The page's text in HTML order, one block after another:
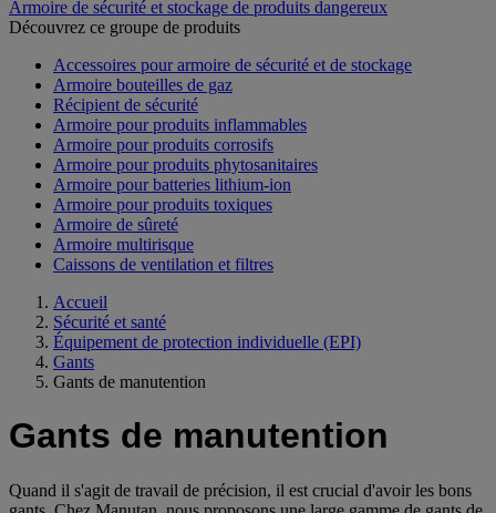
Armoire de sécurité et stockage de produits dangereux
Découvrez ce groupe de produits
Accessoires pour armoire de sécurité et de stockage
Armoire bouteilles de gaz
Récipient de sécurité
Armoire pour produits inflammables
Armoire pour produits corrosifs
Armoire pour produits phytosanitaires
Armoire pour batteries lithium-ion
Armoire pour produits toxiques
Armoire de sûreté
Armoire multirisque
Caissons de ventilation et filtres
Accueil
Sécurité et santé
Équipement de protection individuelle (EPI)
Gants
Gants de manutention
Gants de manutention
Quand il s'agit de travail de précision, il est crucial d'avoir les bons